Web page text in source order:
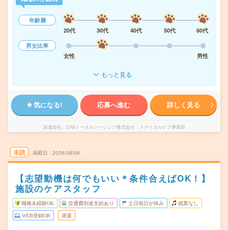
年齢層
20代
30代 40代 50代
60代
男女比率
女性
男性
もっと見る
気になる! 応募へ進む 詳しく見る
派遣会社 日研トータルソーシング株式会社 メディカルケア事業部
未読 掲載日 2026/08/08
【志望動機は何でもいい＊条件合えばOK！】
施設のケアスタッフ
職種未経験OK 交通費別途支給あり 土日祝日が休み 残業なし
WEB登録OK 派遣